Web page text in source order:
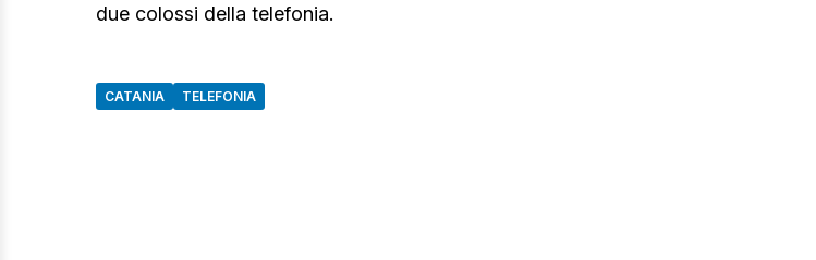
due colossi della telefonia.
CATANIA TELEFONIA